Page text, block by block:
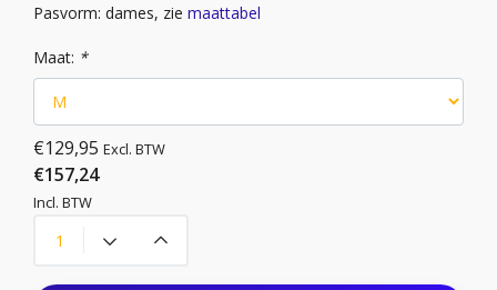
Pasvorm: dames, zie maattabel
Maat: *
€129,95 Excl. BTW
€157,24
Incl. BTW